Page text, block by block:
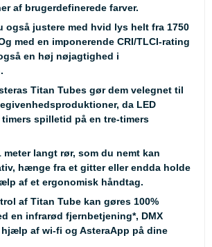
af brugerdefinerede farver.
også justere med hvid lys helt fra 1750
med en imponerende CRI/TLCI-rating
en høj nøjagtighed i
Titan Tubes gør dem velegnet til
da LED
spilletid på en tre-timers
meter langt rør, som du nemt kan
hænge fra et gitter eller endda holde
af et ergonomisk håndtag.
af Titan Tube kan gøres 100%
en infrarød fjernbetjening*, DMX
af wi-fi og AsteraApp på dine